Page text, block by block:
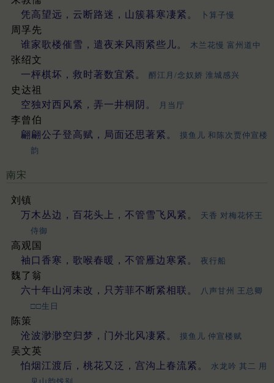
凭高望远，云断路迷，山簇暮寒凄紧。
卜算子慢
周孚先
谁家歌楼催雪，遣夜来风雨紧些儿。
木兰花慢 富州道中
张绍文
一枰棋坏，救时著数宜紧。
酹江月/念奴娇 淮城感兴
史达祖
空独对西风紧，弄一井桐阴。
月当厅
李曾伯
翩翩公子登高赋，局面还思著紧。
摸鱼儿 和陈次贾仲宣楼
韵
南宋
刘镇
万木丛边，百花头上，不管雪飞风紧。
天香 对梅花怀王
侍御
高观国
袖口香寒，歌喉春暖，不管雁边寒紧。
夜行船
魏了翁
六十年山河未改，只芳菲不断紧相联。
八声甘州 王总卿
□□生日
陈策
沧波渺渺空归梦，门外北风凄紧。
摸鱼儿 仲宣楼赋
吴文英
怕烟江渡后，桃花又泛，宫沟上春流紧。
水龙吟 其二 用